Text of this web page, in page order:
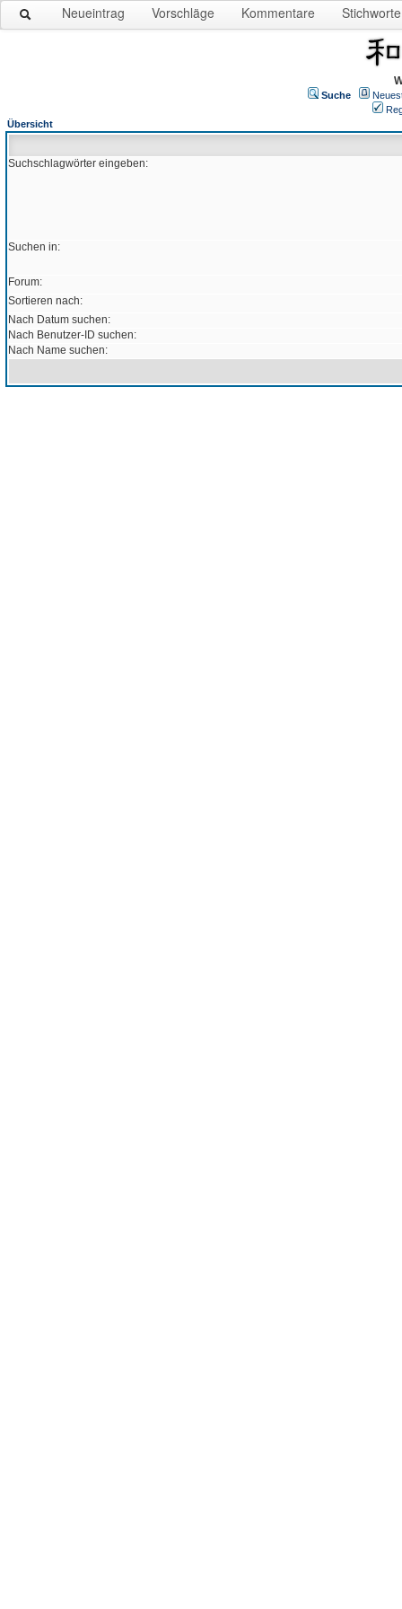
Neueintrag Vorschläge Kommentare Stichworte
Suche
Übersicht
Suchschlagwörter eingeben:
Suchen in:
Forum:
Sortieren nach:
Nach Datum suchen:
Nach Benutzer-ID suchen:
Nach Name suchen: